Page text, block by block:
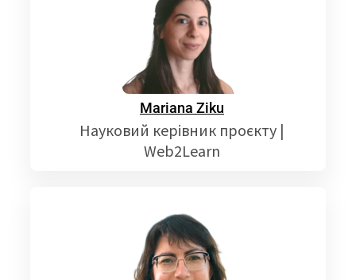
Mariana Ziku
Науковий керівник проєкту |
Web2Learn